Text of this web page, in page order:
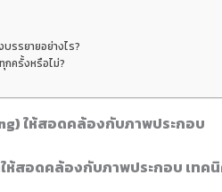
รรยายอย่างไร?
กครั้งหรือไม่?
ให้สอดคล้องกับภาพประกอบ
สอดคล้องกับภาพประกอบ เทค